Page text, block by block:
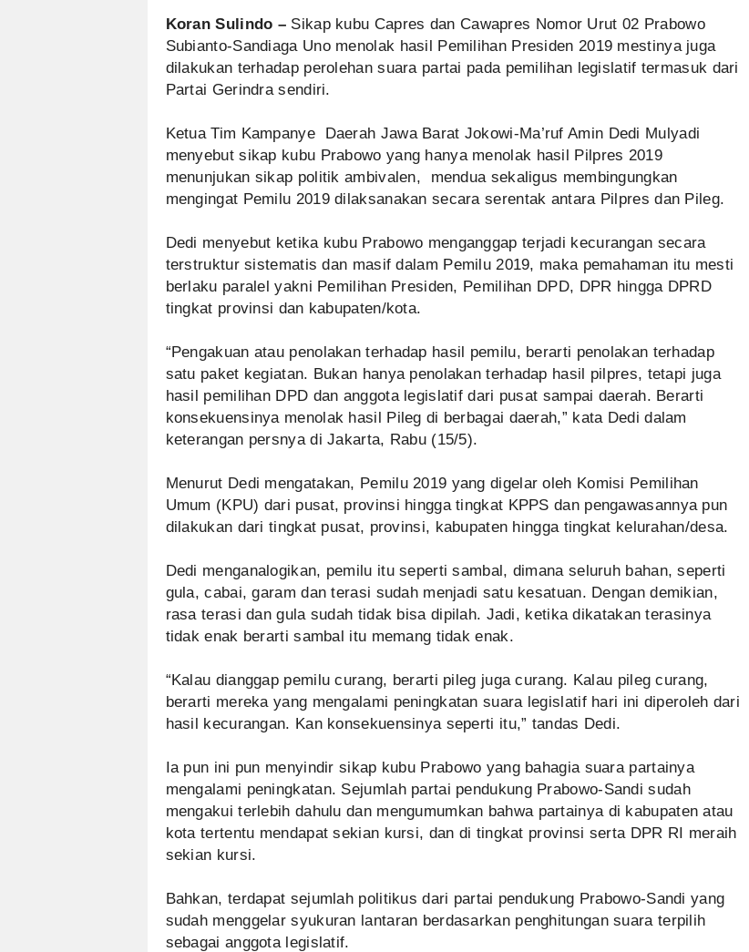
Koran Sulindo – Sikap kubu Capres dan Cawapres Nomor Urut 02 Prabowo
Subianto-Sandiaga Uno menolak hasil Pemilihan Presiden 2019 mestinya juga
dilakukan terhadap perolehan suara partai pada pemilihan legislatif termasuk dari
Partai Gerindra sendiri.
Ketua Tim Kampanye Daerah Jawa Barat Jokowi-Ma’ruf Amin Dedi Mulyadi
menyebut sikap kubu Prabowo yang hanya menolak hasil Pilpres 2019
menunjukan sikap politik ambivalen, mendua sekaligus membingungkan
mengingat Pemilu 2019 dilaksanakan secara serentak antara Pilpres dan Pileg.
Dedi menyebut ketika kubu Prabowo menganggap terjadi kecurangan secara
terstruktur sistematis dan masif dalam Pemilu 2019, maka pemahaman itu mesti
berlaku paralel yakni Pemilihan Presiden, Pemilihan DPD, DPR hingga DPRD
tingkat provinsi dan kabupaten/kota.
“Pengakuan atau penolakan terhadap hasil pemilu, berarti penolakan terhadap
satu paket kegiatan. Bukan hanya penolakan terhadap hasil pilpres, tetapi juga
hasil pemilihan DPD dan anggota legislatif dari pusat sampai daerah. Berarti
konsekuensinya menolak hasil Pileg di berbagai daerah,” kata Dedi dalam
keterangan persnya di Jakarta, Rabu (15/5).
Menurut Dedi mengatakan, Pemilu 2019 yang digelar oleh Komisi Pemilihan
Umum (KPU) dari pusat, provinsi hingga tingkat KPPS dan pengawasannya pun
dilakukan dari tingkat pusat, provinsi, kabupaten hingga tingkat kelurahan/desa.
Dedi menganalogikan, pemilu itu seperti sambal, dimana seluruh bahan, seperti
gula, cabai, garam dan terasi sudah menjadi satu kesatuan. Dengan demikian,
rasa terasi dan gula sudah tidak bisa dipilah. Jadi, ketika dikatakan terasinya
tidak enak berarti sambal itu memang tidak enak.
“Kalau dianggap pemilu curang, berarti pileg juga curang. Kalau pileg curang,
berarti mereka yang mengalami peningkatan suara legislatif hari ini diperoleh dari
hasil kecurangan. Kan konsekuensinya seperti itu,” tandas Dedi.
Ia pun ini pun menyindir sikap kubu Prabowo yang bahagia suara partainya
mengalami peningkatan. Sejumlah partai pendukung Prabowo-Sandi sudah
mengakui terlebih dahulu dan mengumumkan bahwa partainya di kabupaten atau
kota tertentu mendapat sekian kursi, dan di tingkat provinsi serta DPR RI meraih
sekian kursi.
Bahkan, terdapat sejumlah politikus dari partai pendukung Prabowo-Sandi yang
sudah menggelar syukuran lantaran berdasarkan penghitungan suara terpilih
sebagai anggota legislatif.